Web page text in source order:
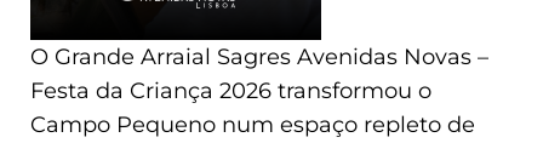
O Grande Arraial Sagres Avenidas Novas –
Festa da Criança 2026 transformou o
Campo Pequeno num espaço repleto de